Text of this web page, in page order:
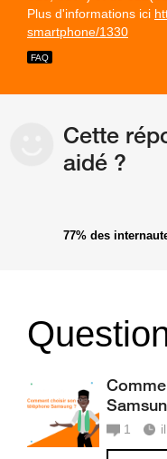
Plus d'informations ici
smartphone/1330
Cette
aidé ?
77% des
1